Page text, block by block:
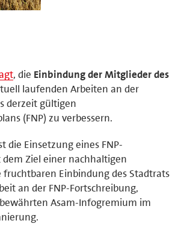
, die Einbindung der Mitglieder des
laufenden Arbeiten an der
derzeit gültigen
(FNP) zu verbessern.
die Einsetzung eines FNP-
Ziel einer nachhaltigen
Einbindung des Stadtrats
an der FNP-Fortschreibung,
Asam-Infogremium im